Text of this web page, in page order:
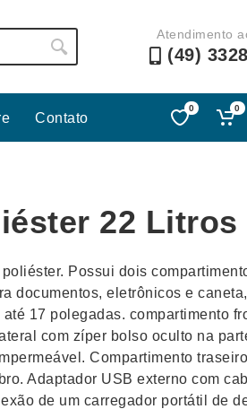
Atendimento
(49)
Telefonia
Luminárias
Linha Ecológica
Linha Masculina
Malas Mochilas
Microfones
Moda e Estilo
Contato
0 0
22 Litros
Possui dois
documentos, eletrônicos e
17 polegadas. compartimento
com zíper bolso oculto na
Compartimento
Adaptador USB externo com
de um carregador portátil de